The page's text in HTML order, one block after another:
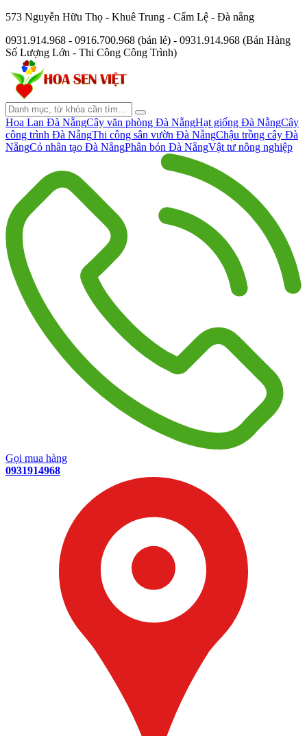
573 Nguyễn Hữu Thọ - Khuê Trung - Cẩm Lệ - Đà nẵng
0931.914.968 - 0916.700.968 (bán lẻ) - 0931.914.968 (Bán Hàng
Số Lượng Lớn - Thi Công Công Trình)
Hoa Lan Đà NẵngCây văn phòng Đà NẵngHạt giống Đà NẵngCây
công trình Đà NẵngThi công sân vườn Đà NẵngChậu trồng cây Đà
NẵngCỏ nhân tạo Đà NẵngPhân bón Đà NẵngVật tư nông nghiệp
Gọi mua hàng
0931914968